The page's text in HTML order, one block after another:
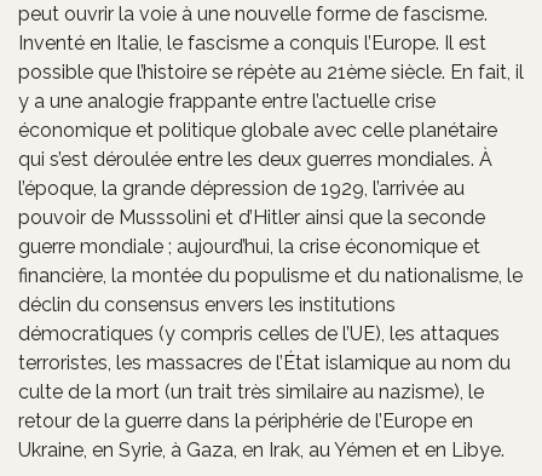
peut ouvrir la voie à une nouvelle forme de fascisme.
Inventé en Italie, le fascisme a conquis l’Europe. Il est
possible que l’histoire se répète au 21ème siècle. En fait, il
y a une analogie frappante entre l’actuelle crise
économique et politique globale avec celle planétaire
qui s’est déroulée entre les deux guerres mondiales. À
l’époque, la grande dépression de 1929, l’arrivée au
pouvoir de Musssolini et d’Hitler ainsi que la seconde
guerre mondiale ; aujourd’hui, la crise économique et
financière, la montée du populisme et du nationalisme, le
déclin du consensus envers les institutions
démocratiques (y compris celles de l’UE), les attaques
terroristes, les massacres de l’État islamique au nom du
culte de la mort (un trait très similaire au nazisme), le
retour de la guerre dans la périphérie de l’Europe en
Ukraine, en Syrie, à Gaza, en Irak, au Yémen et en Libye.